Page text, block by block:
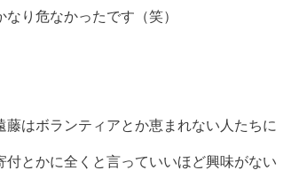
なり危なかったです（笑）
藤はボランティアとか恵まれない人たちに
付とかに全くと言っていいほど興味がない